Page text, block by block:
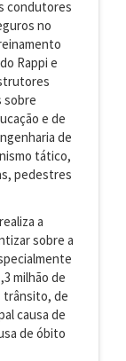
condutores
no
Rappi e
sobre
e de
de
tático,
pedestres
a
sobre a
milhão de
trânsito, de
causa de
de óbito